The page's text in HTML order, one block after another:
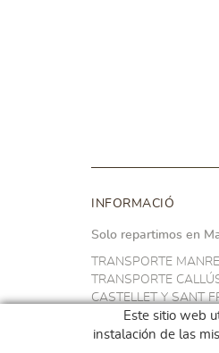
INFORMACIÓ
Solo repartimos en
TRANSPORTE
TRANSPORTE
CASTELLET Y SANT
TRANSPORTE
TRANSPORTE EN EL
Este sitio web
instalación de las